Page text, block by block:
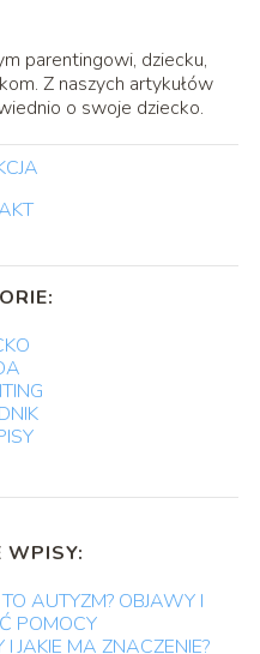
parentingowi, dziecku,
Z naszych artykułów
o swoje dziecko.
WPISY:
AUTYZM? OBJAWY I
POMOCY
JAKIE MA ZNACZENIE?